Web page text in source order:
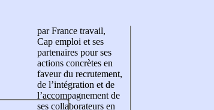
par France travail,
Cap emploi et ses
partenaires pour ses
actions concrètes en
faveur du recrutement,
de l’intégration et de
l’accompagnement de
ses collaborateurs en